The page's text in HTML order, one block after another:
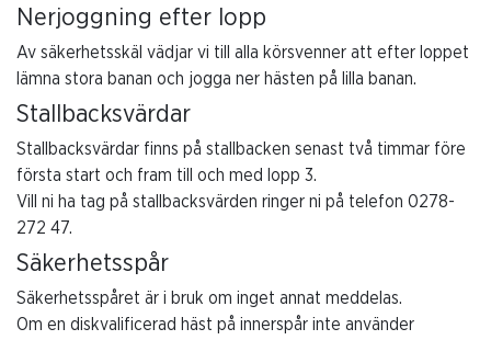
Nerjoggning efter lopp
Av säkerhetsskäl vädjar vi till alla körsvenner att efter loppet
lämna stora banan och jogga ner hästen på lilla banan.
Stallbacksvärdar
Stallbacksvärdar finns på stallbacken senast två timmar före
första start och fram till och med lopp 3.
Vill ni ha tag på stallbacksvärden ringer ni på telefon 0278-
272 47.
Säkerhetsspår
Säkerhetsspåret är i bruk om inget annat meddelas.
Om en diskvalificerad häst på innerspår inte använder